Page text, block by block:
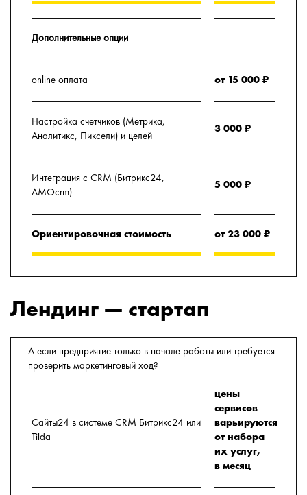
Дополнительные опции
online оплата от 15 000 ₽
Настройка счетчиков (Метрика,
Аналитикс, Пиксели) и целей
3 000 ₽
Интеграция с CRM (Битрикс24,
AMOcrm)
5 000 ₽
Ориентировочная стоимость от 23 000 ₽
Лендинг — стартап
А если предприятие только в начале работы или требуется
проверить маркетинговый ход?
Сайты24 в системе CRM Битрикс24 или
Tilda
цены
сервисов
варьируются
от набора
их услуг,
в месяц